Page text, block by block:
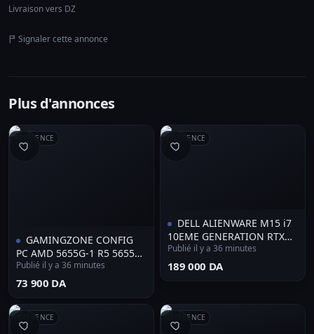
Livraison vers DZ
Signaler cette annonce
Plus d'annonces
RÉFÉRENCE
GAMINGZONE CONFIG
PC AMD 5655G-1 R5 5655G
- MSI A520M-A PRO - 8GB
RAM 3200MHZ - SSD 256GB
MOIS
Publié il y a 36 minutes
⁦73 900 DA⁩
RÉFÉRENCE
DELL ALIENWARE M15 i7
10EME GENERATION RTX
3070 8 VRAM 16G DDR4 512
SSD 15.6 POUCES FHD
Publié il y a 36 minutes
⁦189 000 DA⁩
RÉFÉRENCE RÉFÉRENCE